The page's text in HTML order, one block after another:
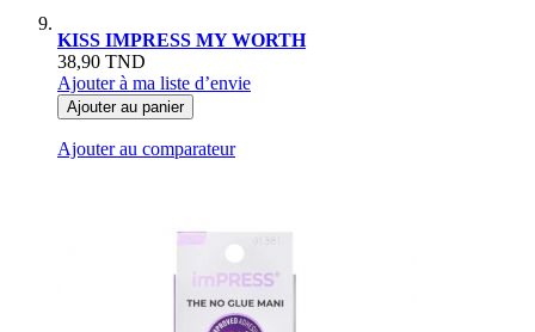
KISS IMPRESS MY WORTH
38,90 TND
Ajouter à ma liste d’envie
Ajouter au panier
Ajouter au comparateur